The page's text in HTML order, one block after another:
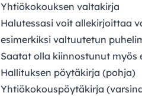
Yhtiökokouksen valtakirja
Halutessasi voit allekirjoittaa
esimerkiksi valtuutetun
Saatat olla kiinnostunut myös
Hallituksen pöytäkirja (pohja)
Yhtiökokouspöytäkirja